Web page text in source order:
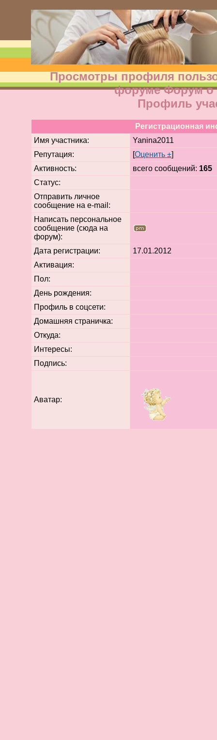
Просмотры профиля
форуме Форум о
Профиль
Регистрационная
Имя участника:
Yanina2011
Репутация:
[Оценить ±]
Активность:
всего сообщений: 165
Статус:
Отправить личное
сообщение на e-mail:
Написать персональное
сообщение (сюда на
форум):
Дата регистрации:
17.01.2012
Активация:
Пол:
День рождения:
Профиль в соцсети:
Домашняя страничка:
Откуда:
Интересы:
Подпись:
Аватар: